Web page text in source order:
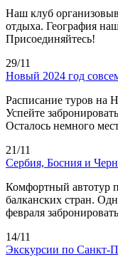
Наш клуб
отдыха. География
Присоединяйтесь!
29/11
Новый 2024 год
Расписание туров на
Успейте
Осталось немного
21/11
Сербия, Босния и
Комфортный автотур
балканских стран.
февраля
14/11
Экскурсии по Санкт-